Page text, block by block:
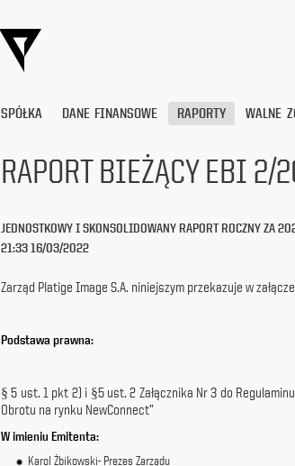
SPÓŁKA DANE FINANSOWE RAPORTY WALNE
na
przetwarzanie
danych
e-
mail) przez
Image
siedzibą
w
RAPORT BIEŻĄCY EBI 2/
JEDNOSTKOWY I SKONSOLIDOWANY RAPORT ROCZNY ZA
21:33 16/03/2022
Zarząd Platige Image S.A. niniejszym przekazuje w
Podstawa prawna:
§ 5 ust. 1 pkt 2) i §5 ust. 2 Załącznika Nr 3 do
Obrotu na rynku NewConnect”
W imieniu Emitenta:
Karol Żbikowski- Prezes Zarządu